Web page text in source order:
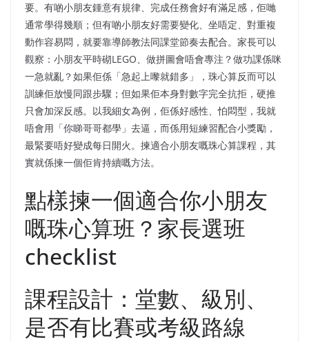
要。有啲小朋友鍾意有規律、完成任務會好有滿足感，佢哋
通常學得幾順；但有啲小朋友好需要變化、坐唔定、對重複
動作容易悶，就要靠導師教法同課堂節奏去配合。家長可以
觀察：小朋友平時砌LEGO、做拼圖會唔會專注？做功課係咪
一急就亂？如果佢係「急起上嚟就錯多」，珠心算反而可以
訓練佢放慢同跟步驟；但如果佢本身對數字完全抗拒，硬推
只會加深反感。以我細女為例，佢係好感性、怕悶型，我就
唔會用「你睇哥哥都學」去逼，而係用短練習配合小獎勵，
最緊要唔好變成每日開火。揀適合小朋友嘅珠心算課程，其
實就係揀一個佢肯持續嘅方法。
點樣揀一個適合你小朋友
嘅珠心算班？家長選班
checklist
課程設計：堂數、級別、
是否有比賽或考級路線